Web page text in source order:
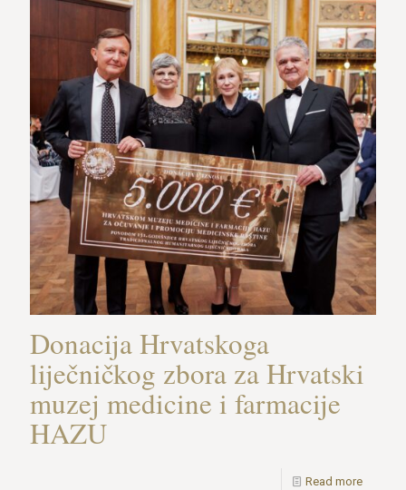
Donacija Hrvatskoga
liječničkog zbora za Hrvatski
muzej medicine i farmacije
HAZU
Read more